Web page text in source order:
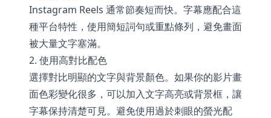
Instagram Reels 通常節奏短而快。字幕應配合這
種平台特性，使用簡短詞句或重點條列，避免畫面
被大量文字塞滿。
2. 使用高對比配色
選擇對比明顯的文字與背景顏色。如果你的影片畫
面色彩變化很多，可以加入文字高亮或背景框，讓
字幕保持清楚可見。避免使用過於刺眼的螢光配